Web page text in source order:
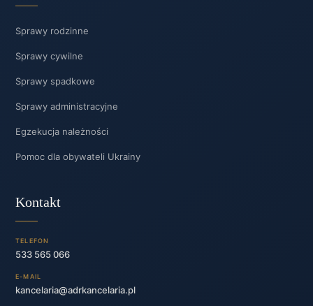
Sprawy rodzinne
Sprawy cywilne
Sprawy spadkowe
Sprawy administracyjne
Egzekucja należności
Pomoc dla obywateli Ukrainy
Kontakt
TELEFON
533 565 066
E-MAIL
kancelaria@adrkancelaria.pl